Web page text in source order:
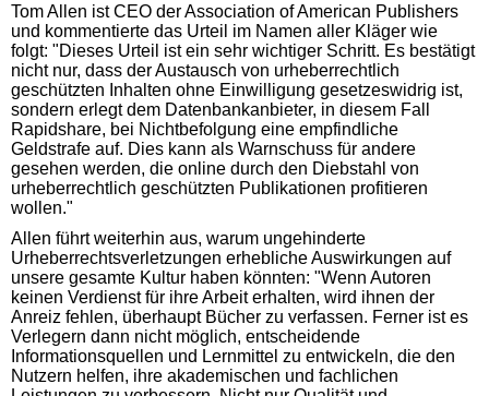
Tom Allen ist CEO der Association of American Publishers
und kommentierte das Urteil im Namen aller Kläger wie
folgt: "Dieses Urteil ist ein sehr wichtiger Schritt. Es bestätigt
nicht nur, dass der Austausch von urheberrechtlich
geschützten Inhalten ohne Einwilligung gesetzeswidrig ist,
sondern erlegt dem Datenbankanbieter, in diesem Fall
Rapidshare, bei Nichtbefolgung eine empfindliche
Geldstrafe auf. Dies kann als Warnschuss für andere
gesehen werden, die online durch den Diebstahl von
urheberrechtlich geschützten Publikationen profitieren
wollen."
Allen führt weiterhin aus, warum ungehinderte
Urheberrechtsverletzungen erhebliche Auswirkungen auf
unsere gesamte Kultur haben könnten: "Wenn Autoren
keinen Verdienst für ihre Arbeit erhalten, wird ihnen der
Anreiz fehlen, überhaupt Bücher zu verfassen. Ferner ist es
Verlegern dann nicht möglich, entscheidende
Informationsquellen und Lernmittel zu entwickeln, die den
Nutzern helfen, ihre akademischen und fachlichen